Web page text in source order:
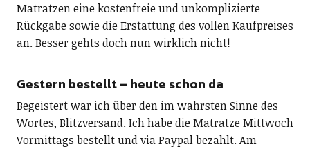
Matratzen eine kostenfreie und unkomplizierte
Rückgabe sowie die Erstattung des vollen Kaufpreises
an. Besser gehts doch nun wirklich nicht!
Gestern bestellt – heute schon da
Begeistert war ich über den im wahrsten Sinne des
Wortes, Blitzversand. Ich habe die Matratze Mittwoch
Vormittags bestellt und via Paypal bezahlt. Am